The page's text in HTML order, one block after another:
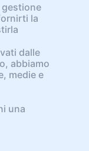
gestione
la
dalle
abbiamo
medie e
una